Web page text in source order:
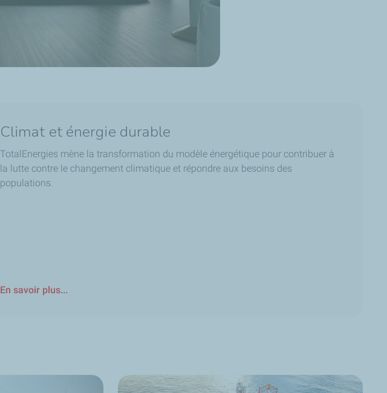
Climat et énergie durable
TotalEnergies mène la transformation du modèle énergétique pour contribuer à
la lutte contre le changement climatique et répondre aux besoins des
populations.
En savoir plus...